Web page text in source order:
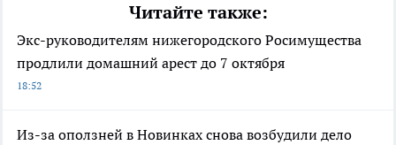
Читайте также:
Экс-руководителям нижегородского Росимущества
продлили домашний арест до 7 октября
18:52
Из-за оползней в Новинках снова возбудили дело